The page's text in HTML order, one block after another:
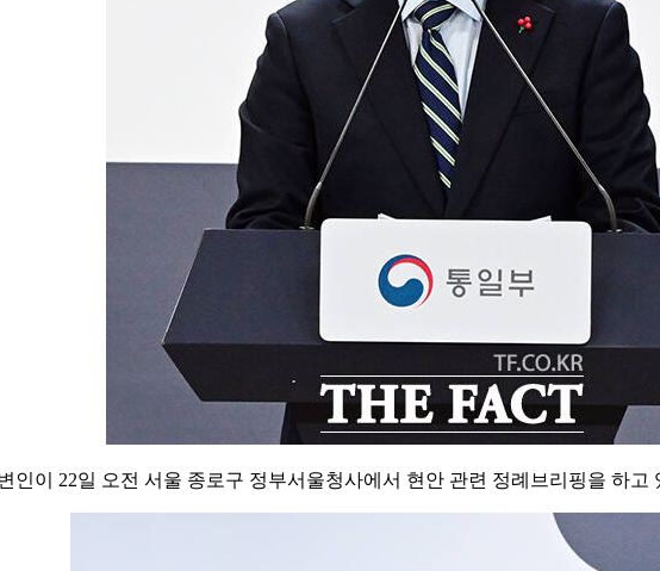
인이 22일 오전 서울 종로구 정부서울청사에서 현안 관련 정례브리핑을 하고